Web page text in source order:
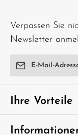
Verpassen Sie
Newsletter
E-Mail-Adresse*
Ich habe die
genommen und die
einverstanden.
Um
Ihre Vorteile